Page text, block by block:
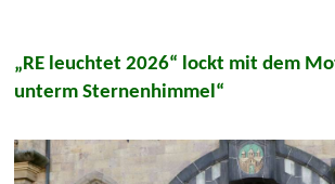
„RE leuchtet 2026“ lockt mit dem
unterm Sternenhimmel“